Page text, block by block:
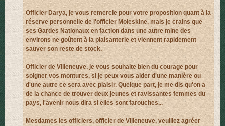
Officier Darya, je vous remercie pour votre proposition quant à la
réserve personnelle de l'officier Moleskine, mais je crains que
ses Gardes Nationaux en faction dans une autre mine des
environs ne goûtent à la plaisanterie et viennent rapidement
sauver son reste de stock.
Officier de Villeneuve, je vous souhaite bien du courage pour
soigner vos montures, si je peux vous aider d'une manière ou
d'une autre ce sera avec plaisir. Quelque part, je me dis qu'on a
de la chance de trouver deux jeunes et ravissantes femmes du
pays, l'avenir nous dira si elles sont farouches...
Mesdames les officiers, officier de Villeneuve, veuillez agréer